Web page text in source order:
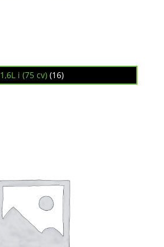
1,6L i (75 cv) (16)